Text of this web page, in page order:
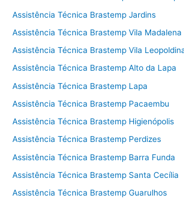
Assistência Técnica Brastemp Jardins
Assistência Técnica Brastemp Vila Madalena
Assistência Técnica Brastemp Vila
Assistência Técnica Brastemp Alto da Lapa
Assistência Técnica Brastemp Lapa
Assistência Técnica Brastemp Pacaembu
Assistência Técnica Brastemp Higienópolis
Assistência Técnica Brastemp Perdizes
Assistência Técnica Brastemp Barra Funda
Assistência Técnica Brastemp Santa Cecília
Assistência Técnica Brastemp Guarulhos